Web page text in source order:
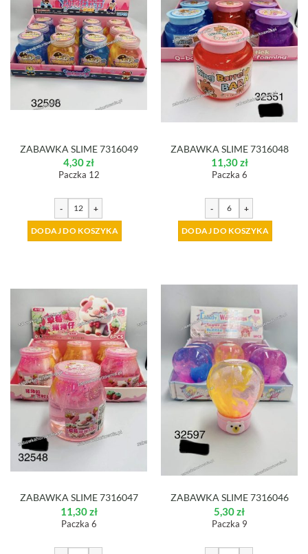
ZABAWKA SLIME 7316049
4,30zł
Paczka 12
- +
DODAJ DO KOSZYKA
ZABAWKA SLIME 7316048
11,30zł
Paczka 6
- +
DODAJ DO KOSZYKA
ZABAWKA SLIME 7316047
11,30zł
Paczka 6
ZABAWKA SLIME 7316046
5,30zł
Paczka 9